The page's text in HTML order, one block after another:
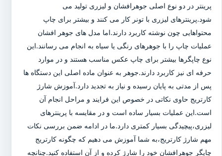
پرینتر در دو نوع اصلی جوهرافشان و لیزری تولید می
شود.پرینترهای لیزری با تونر کار می کنند و بیشتر برای چاپ
محتواهایی چون نوشته کاربرد دارند.اما مدل های جوهر افشان
عملیات چاپ را با جوهرهای رنگی یا سیاه به انجام می رسانند.این
نوع چاپگرها بیشتر برای چاپ عکس مناسب هستند و در موارد
حرفه ای نیز کاربرد دارند.جوهر به عنوان ماده اصلی این دستگاه ها
پس از مدتی به پایان رسیده و نیاز به تجدید دارد.آموزش شارژ
کارتریج حاوی نکاتی در خصوص این فرایند و مراحل انجام آن
است.این عملیات بسیار ساده است و در مقایسه با پرینترهای
لیزری،پیچیدگی بسیار کمتری دارد.ما در ادامه ضمن بررسی نکات
مهم شارژ کارتریج،به شما آموزش می دهیم که چگونه کارتریج
چاپگر جوهرافشان خود را شارژ کرده و از آن استفاده کنید.چنانچه